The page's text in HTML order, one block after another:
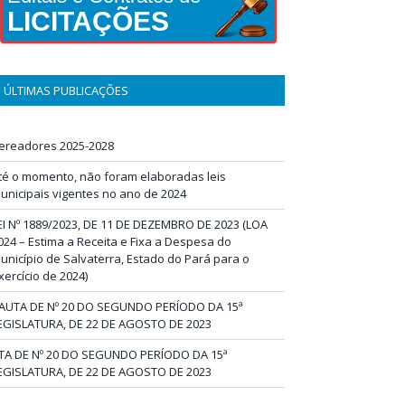
LICITAÇÕES
ÚLTIMAS PUBLICAÇÕES
2025-2028
o momento, não foram elaboradas leis
vigentes no ano de 2024
Nº 1889/2023, DE 11 DE DEZEMBRO DE 2023 (LOA
– Estima a Receita e Fixa a Despesa do
de Salvaterra, Estado do Pará para o
de 2024)
DE Nº 20 DO SEGUNDO PERÍODO DA 15ª
DE 22 DE AGOSTO DE 2023
DE Nº 20 DO SEGUNDO PERÍODO DA 15ª
DE 22 DE AGOSTO DE 2023